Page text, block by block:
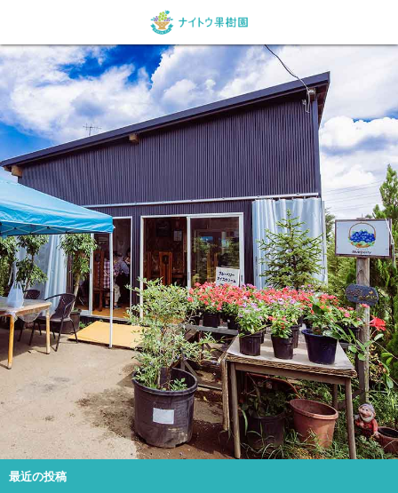
最近の投稿
農園紹介
特定商取引に関する法律に基づく表記
ネット予約
利用規約
個人情報保護方針